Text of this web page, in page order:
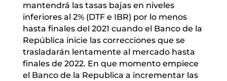
mantendrá las tasas bajas en niveles
inferiores al 2% (DTF e IBR) por lo menos
hasta finales del 2021 cuando el Banco de la
República inicie las correcciones que se
trasladarán lentamente al mercado hasta
finales de 2022. En que momento empiece
el Banco de la Republica a incrementar las